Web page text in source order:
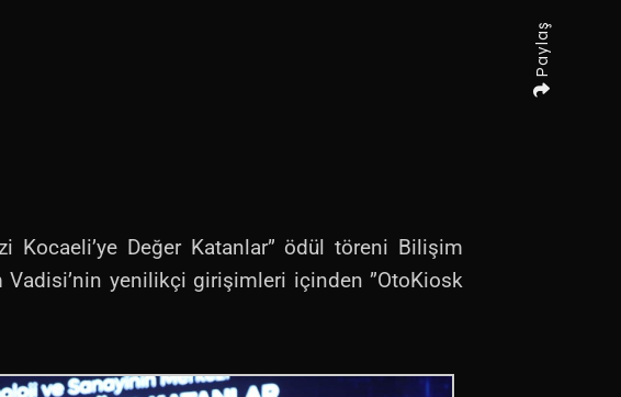
Paylaş
Kocaeli’ye Değer Katanlar” ödül töreni Bilişim
yenilikçi girişimleri içinden ”OtoKiosk